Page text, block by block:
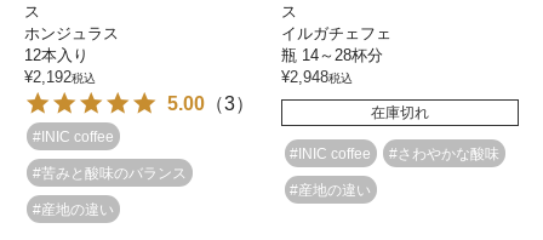
ス
ホンジュラス
12本入り
¥2,192税込
5.00 （3）
#INIC coffee
#苦みと酸味のバランス
#産地の違い
ス
イルガチェフェ
瓶 14～28杯分
¥2,948税込
在庫切れ
#INIC coffee #さわやかな酸味
#産地の違い